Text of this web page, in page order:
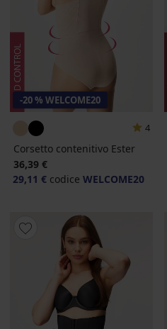
-20 % WELCOME20
4
Corsetto contenitivo Ester
36,39 €
29,11 € codice WELCOME20